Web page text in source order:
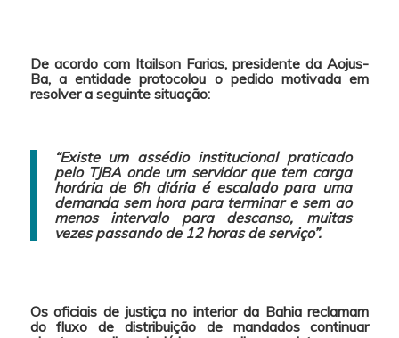
De acordo com Itailson Farias, presidente da Aojus-
Ba, a entidade protocolou o pedido motivada em
resolver a seguinte situação:
“Existe um assédio institucional praticado
pelo TJBA onde um servidor que tem carga
horária de 6h diária é escalado para uma
demanda sem hora para terminar e sem ao
menos intervalo para descanso, muitas
vezes passando de 12 horas de serviço”.
Os oficiais de justiça no interior da Bahia reclamam
do fluxo de distribuição de mandadoscontinuar